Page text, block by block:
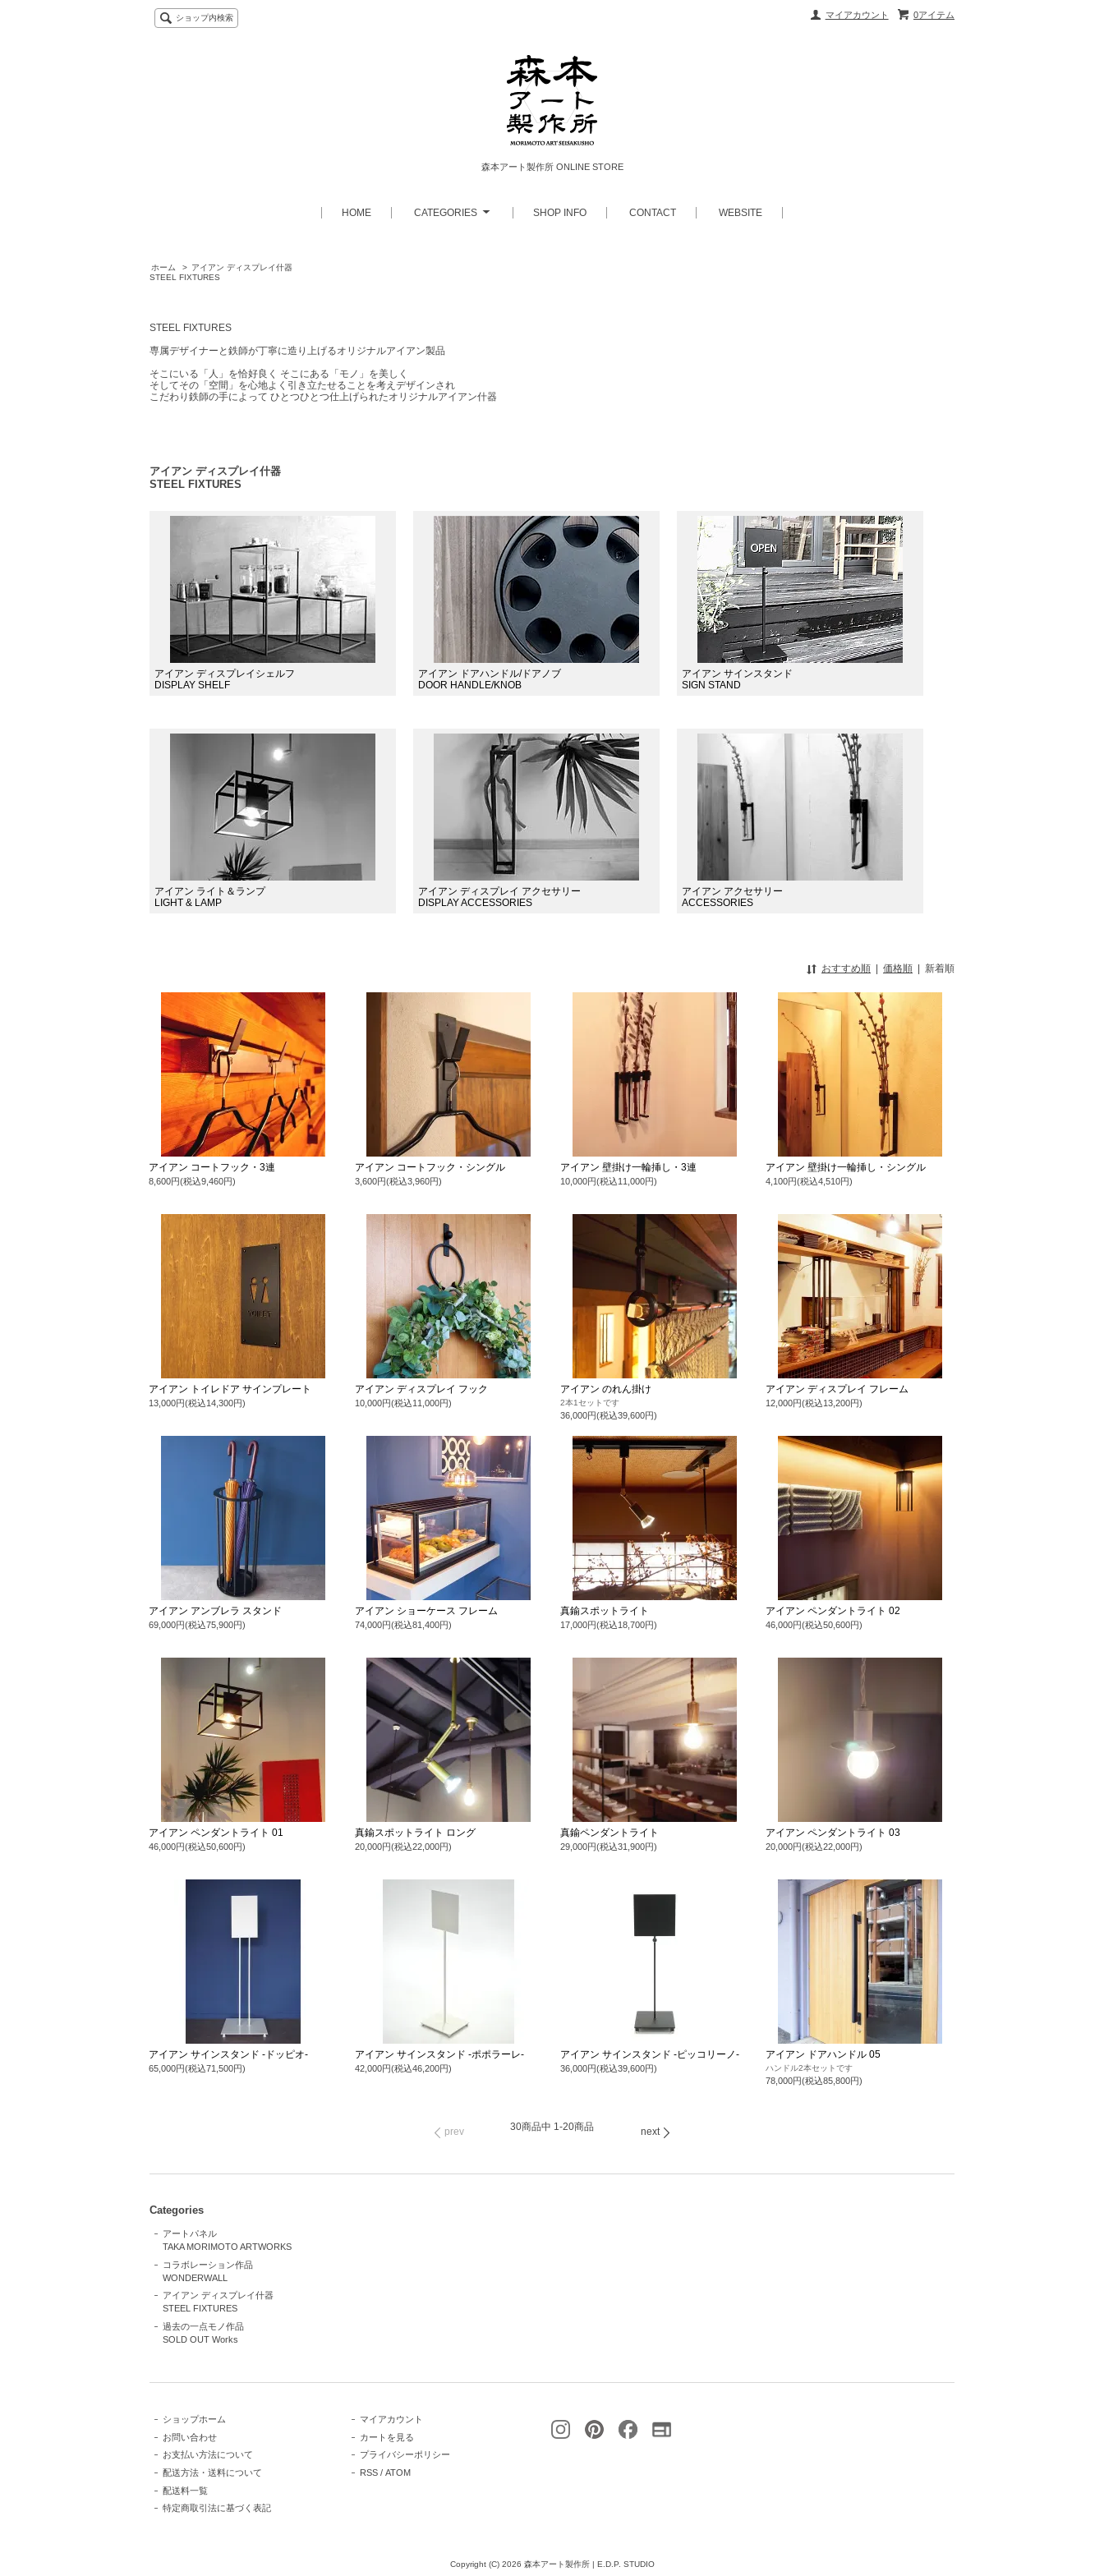
0アイテム
マイアカウント
ショップ内検索
森本アート製作所 ONLINE STORE
HOME CATEGORIES SHOP INFO CONTACT WEBSITE
ホーム > アイアン ディスプレイ什器
STEEL FIXTURES
STEEL FIXTURES
専属デザイナーと鉄師が丁寧に造り上げるオリジナルアイアン製品
そこにいる「人」を恰好良く そこにある「モノ」を美しく
そしてその「空間」を心地よく引き立たせることを考えデザインされ
こだわり鉄師の手によって ひとつひとつ仕上げられたオリジナルアイアン什器
アイアン ディスプレイ什器
STEEL FIXTURES
アイアン ディスプレイシェルフ
DISPLAY SHELF
アイアン ドアハンドル/ドアノブ
DOOR HANDLE/KNOB
アイアン サインスタンド
SIGN STAND
アイアン ライト＆ランプ
LIGHT & LAMP
アイアン ディスプレイ アクセサリー
DISPLAY ACCESSORIES
アイアン アクセサリー
ACCESSORIES
おすすめ順 価格順 新着順
アイアン コートフック・3連
8,600円(税込9,460円)
アイアン コートフック・シングル
3,600円(税込3,960円)
アイアン 壁掛け一輪挿し・3連
10,000円(税込11,000円)
アイアン 壁掛け一輪挿し・シングル
4,100円(税込4,510円)
アイアン トイレドア サインプレート
13,000円(税込14,300円)
アイアン ディスプレイ フック
10,000円(税込11,000円)
アイアン のれん掛け
2本1セットです
36,000円(税込39,600円)
アイアン ディスプレイ フレーム
12,000円(税込13,200円)
アイアン アンブレラ スタンド
69,000円(税込75,900円)
アイアン ショーケース フレーム
74,000円(税込81,400円)
真鍮スポットライト
17,000円(税込18,700円)
アイアン ペンダントライト 02
46,000円(税込50,600円)
アイアン ペンダントライト 01
46,000円(税込50,600円)
真鍮スポットライト ロング
20,000円(税込22,000円)
真鍮ペンダントライト
29,000円(税込31,900円)
アイアン ペンダントライト 03
20,000円(税込22,000円)
アイアン サインスタンド -ドッピオ-
65,000円(税込71,500円)
アイアン サインスタンド -ポポラーレ-
42,000円(税込46,200円)
アイアン サインスタンド -ピッコリーノ-
36,000円(税込39,600円)
アイアン ドアハンドル 05
ハンドル2本セットです
78,000円(税込85,800円)
prev 30商品中 1-20商品 next
Categories
アートパネル
TAKA MORIMOTO ARTWORKS
コラボレーション作品
WONDERWALL
アイアン ディスプレイ什器
STEEL FIXTURES
過去の一点モノ作品
SOLD OUT Works
ショップホーム
お問い合わせ
お支払い方法について
配送方法・送料について
配送料一覧
特定商取引法に基づく表記
マイアカウント
カートを見る
プライバシーポリシー
RSS/ ATOM
Copyright (C) 2026 森本アート製作所 | E.D.P. STUDIO